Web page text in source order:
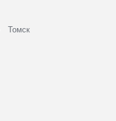
Томск